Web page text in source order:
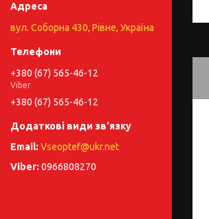
вул. Соборна 430, Рівне, Україна
+380 (67) 565-46-12
Viber
+380 (67) 565-46-12
Vseoptef@ukr.net
0966808270